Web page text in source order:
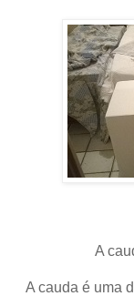
A
A cauda é uma